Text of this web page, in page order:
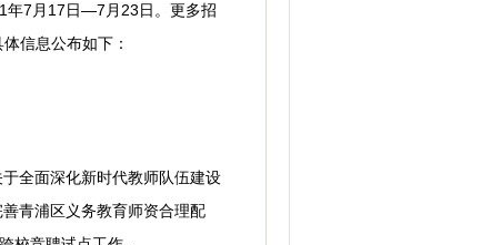
年7月17日—7月23日。 更多招
信息公布如下：
全面深化新时代教师队伍建设
青浦区义务教育师资合理配